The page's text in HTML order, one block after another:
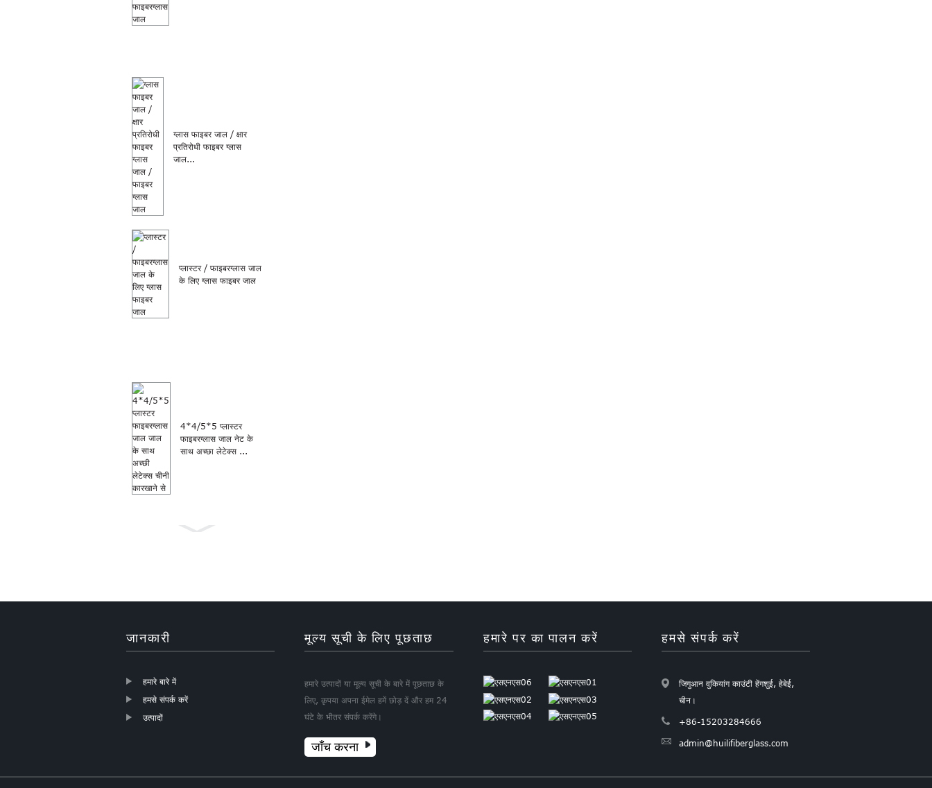
ग्लास फाइबर जाल / क्षार
प्रतिरोधी फाइबर ग्लास
जाल...
प्लास्टर / फाइबरग्लास जाल
के लिए ग्लास फाइबर जाल
4*4/5*5 प्लास्टर
फाइबरग्लास जाल नेट के
साथ अच्छा लेटेक्स ...
जानकारी
हमारे बारे में
हमसे संपर्क करें
उत्पादों
मूल्य सूची के लिए पूछताछ
हमारे उत्पादों या मूल्य सूची के बारे में पूछताछ के
लिए, कृपया अपना ईमेल हमें छोड़ दें और हम 24
घंटे के भीतर संपर्क करेंगे।
जाँच करना
हमारे पर का पालन करें हमसे संपर्क करें
जिगुआन वुकियांग काउंटी हेंगशुई, हेबेई,
चीन।
+86-15203284666
admin@huilifiberglass.com